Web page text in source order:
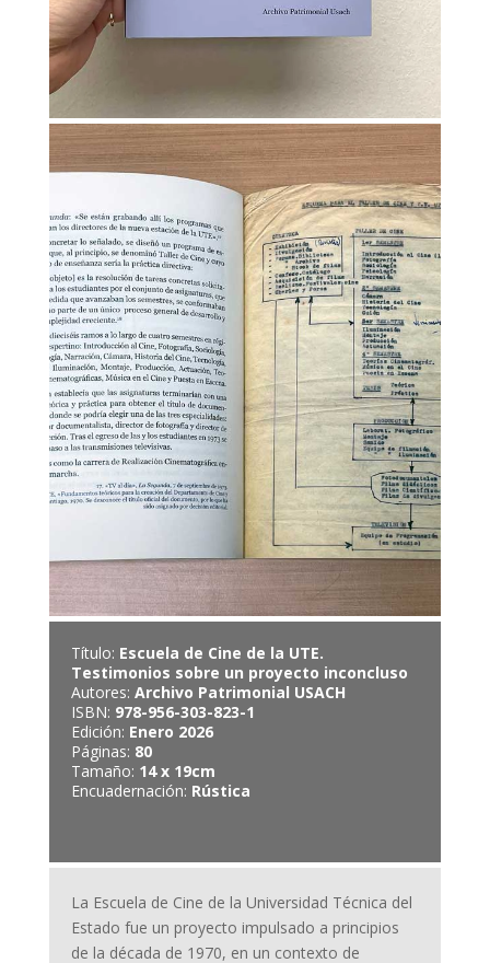
Título: Escuela de Cine de la UTE.
Testimonios sobre un proyecto inconcluso
Autores: Archivo Patrimonial USACH
ISBN: 978-956-303-823-1
Edición: Enero 2026
Páginas: 80
Tamaño: 14 x 19cm
Encuadernación: Rústica
La Escuela de Cine de la Universidad Técnica del
Estado fue un proyecto impulsado a principios
de la década de 1970, en un contexto de